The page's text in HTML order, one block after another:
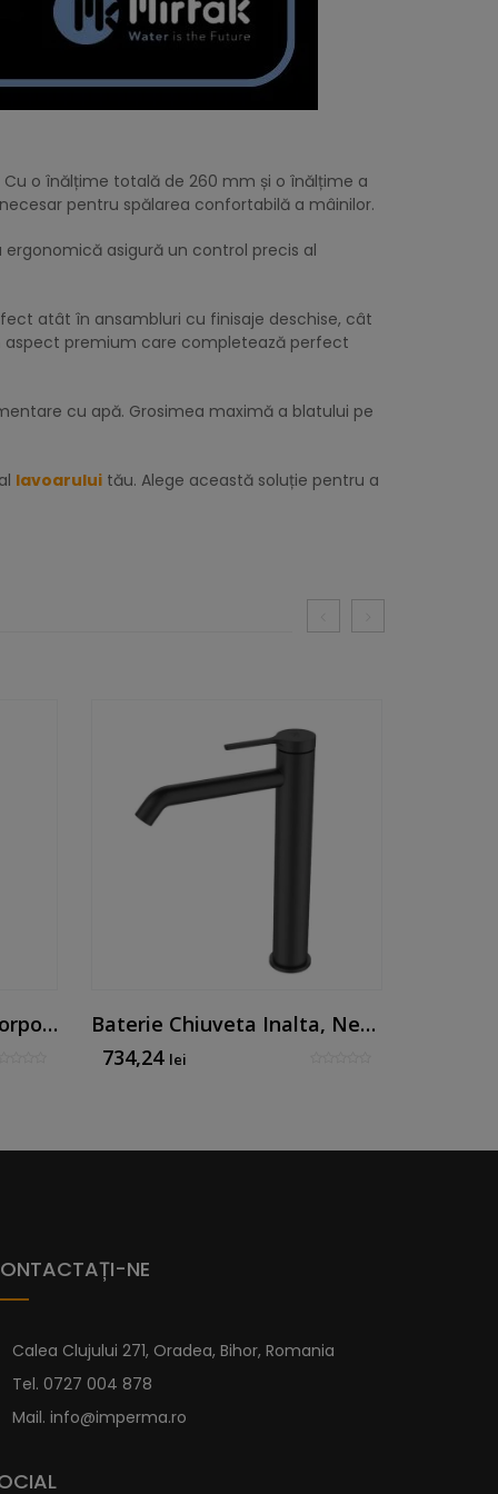
o înălțime totală de 260 mm și o înălțime a
pentru spălarea confortabilă a mâinilor.
asigură un control precis al
atât în ansambluri cu finisaje deschise, cât
aspect premium care completează perfect
cu apă. Grosimea maximă a blatului pe
lavoarului tău. Alege această soluție pentru a
Baterie De Chiuvetă Încorporată Negru Mat (placă Dreptunghiulară)
Baterie Chiuveta Inalta, Negru Mat
734,24 lei
NE
Calea Clujului 271, Oradea, Bihor, Romania
Tel. 0727 004 878
Mail. info@imperma.ro